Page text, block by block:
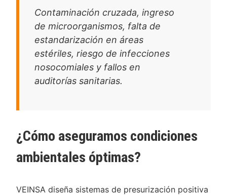
Contaminación cruzada, ingreso
de microorganismos, falta de
estandarización en áreas
estériles, riesgo de infecciones
nosocomiales y fallos en
auditorías sanitarias.
¿Cómo aseguramos condiciones
ambientales óptimas?
VEINSA diseña sistemas de presurización positiva